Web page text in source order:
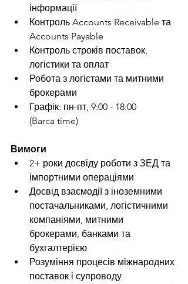
інформації
Контроль Accounts Receivable та
Accounts Payable
Контроль строків поставок,
логістики та оплат
Робота з логістами та митними
брокерами
Графік: пн-пт, 9:00 - 18:00
(Barca time)
Вимоги
2+ роки досвіду роботи з ЗЕД та
імпортними операціями
Досвід взаємодії з іноземними
постачальниками, логістичними
компаніями, митними
брокерами, банками та
бухгалтерією
Розуміння процесів міжнародних
поставок і супроводу